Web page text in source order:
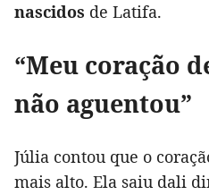
nascidos de Latifa.
“Meu coração
não aguentou”
Júlia contou que o
mais alto. Ela saiu dali